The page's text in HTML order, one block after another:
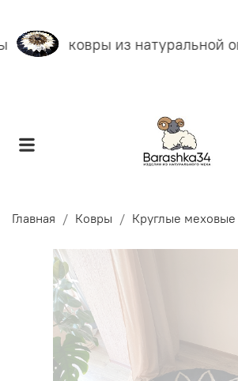
ковры из натуральной
Главная Ковры Круглые